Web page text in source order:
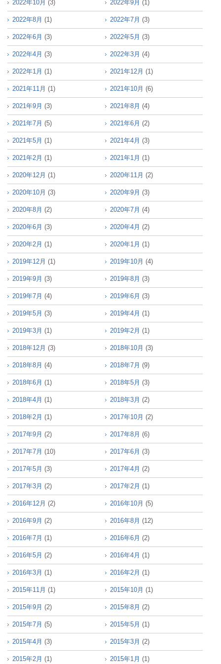
2022年10月 (3) 2022年9月 (1)
2022年8月 (1) 2022年7月 (3)
2022年6月 (3) 2022年5月 (3)
2022年4月 (3) 2022年3月 (4)
2022年1月 (1) 2021年12月 (1)
2021年11月 (1) 2021年10月 (6)
2021年9月 (3) 2021年8月 (4)
2021年7月 (5) 2021年6月 (2)
2021年5月 (1) 2021年4月 (3)
2021年2月 (1) 2021年1月 (1)
2020年12月 (1) 2020年11月 (2)
2020年10月 (3) 2020年9月 (3)
2020年8月 (2) 2020年7月 (4)
2020年6月 (3) 2020年4月 (2)
2020年2月 (1) 2020年1月 (1)
2019年12月 (1) 2019年10月 (4)
2019年9月 (3) 2019年8月 (3)
2019年7月 (4) 2019年6月 (3)
2019年5月 (3) 2019年4月 (1)
2019年3月 (1) 2019年2月 (1)
2018年12月 (3) 2018年10月 (3)
2018年8月 (4) 2018年7月 (9)
2018年6月 (1) 2018年5月 (3)
2018年4月 (1) 2018年3月 (2)
2018年2月 (1) 2017年10月 (2)
2017年9月 (2) 2017年8月 (6)
2017年7月 (10) 2017年6月 (3)
2017年5月 (3) 2017年4月 (2)
2017年3月 (2) 2017年2月 (1)
2016年12月 (2) 2016年10月 (5)
2016年9月 (2) 2016年8月 (12)
2016年7月 (1) 2016年6月 (2)
2016年5月 (2) 2016年4月 (1)
2016年3月 (1) 2016年2月 (1)
2015年11月 (1) 2015年10月 (1)
2015年9月 (2) 2015年8月 (2)
2015年7月 (5) 2015年5月 (1)
2015年4月 (3) 2015年3月 (2)
2015年2月 (1) 2015年1月 (1)